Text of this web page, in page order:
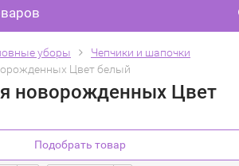
уборы
Чепчики и шапочки
Цвет белый
новорожденных Цвет
Подобрать товар